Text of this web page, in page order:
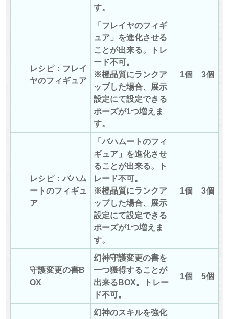
す。
レシピ：フレイ
ヤのフィギュア
「フレイヤのフィギ
ュア」を進化させる
ことが出来る。トレ
ード不可。
※橙品質にランクア
ップした場合、展示
設定にて設定できる
ポーズが1つ増えま
す。
1個 3個
レシピ：バハム
ートのフィギュ
ア
「バハムートのフィ
ギュア」を進化させ
ることが出来る。ト
レード不可。
※橙品質にランクア
ップした場合、展示
設定にて設定できる
ポーズが1つ増えま
す。
1個 3個
守護変更の書B
OX
幻神守護変更の書を
一つ獲得することが
出来るBOX。トレー
ド不可。
1個 5個
幻神のスキルを強化